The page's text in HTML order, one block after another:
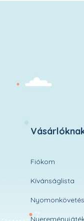
Fiókom
Kívánságlista
Nyomonkövetés